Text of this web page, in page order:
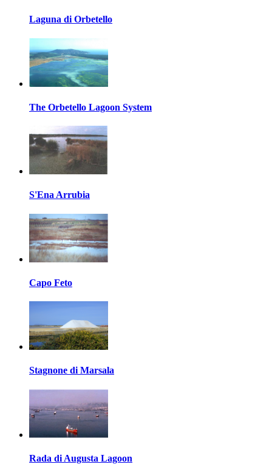
Laguna di Orbetello
The Orbetello Lagoon System
S'Ena Arrubia
Capo Feto
Stagnone di Marsala
Rada di Augusta Lagoon